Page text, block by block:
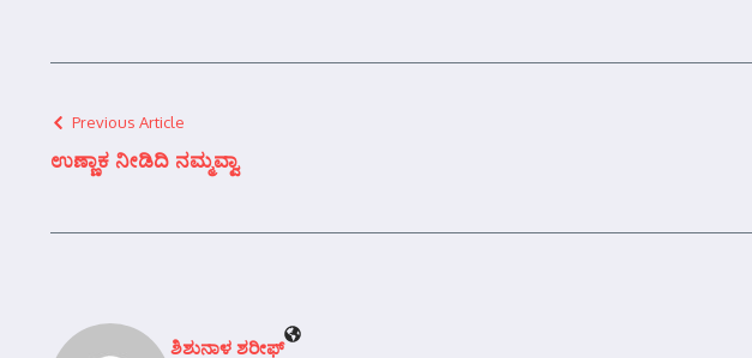
Previous Article
ಉಣ್ಣಾಕ ನೀಡಿದಿ ನಮ್ಮವ್ವಾ
ಶಿಶುನಾಳ ಶರೀಫ್